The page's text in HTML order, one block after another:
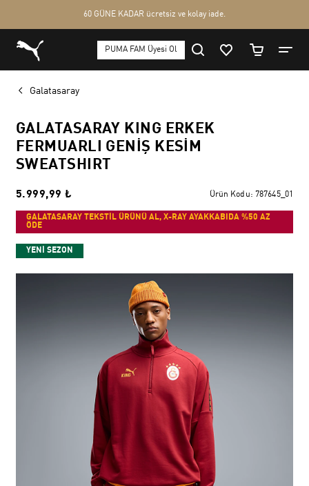
Galatasaray
GALATASARAY KING ERKEK
FERMUARLI GENIŞ KESIM
SWEATSHIRT
5.999,99 ₺ Ürün Kodu: 787645_01
GALATASARAY TEKSTİL ÜRÜNÜ AL, X-RAY AYAKKABIDA %50 AZ
ÖDE
YENİ SEZON